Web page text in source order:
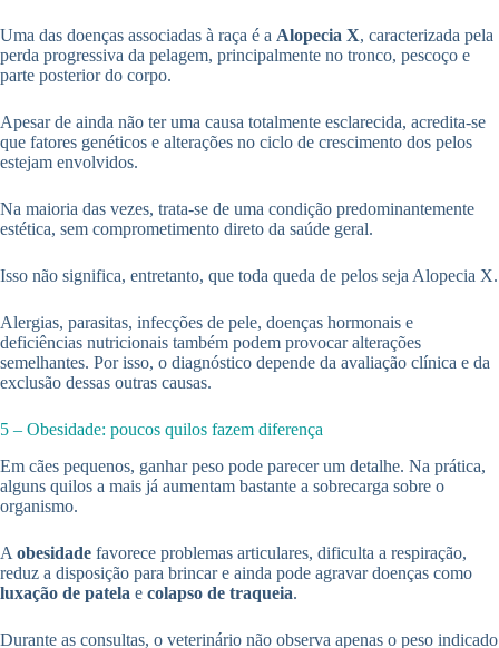
Uma das doenças associadas à raça é a Alopecia X, caracterizada pela
perda progressiva da pelagem, principalmente no tronco, pescoço e
parte posterior do corpo.
Apesar de ainda não ter uma causa totalmente esclarecida, acredita-se
que fatores genéticos e alterações no ciclo de crescimento dos pelos
estejam envolvidos.
Na maioria das vezes, trata-se de uma condição predominantemente
estética, sem comprometimento direto da saúde geral.
Isso não significa, entretanto, que toda queda de pelos seja Alopecia X.
Alergias, parasitas, infecções de pele, doenças hormonais e
deficiências nutricionais também podem provocar alterações
semelhantes. Por isso, o diagnóstico depende da avaliação clínica e da
exclusão dessas outras causas.
5 – Obesidade: poucos quilos fazem diferença
Em cães pequenos, ganhar peso pode parecer um detalhe. Na prática,
alguns quilos a mais já aumentam bastante a sobrecarga sobre o
organismo.
A obesidade favorece problemas articulares, dificulta a respiração,
reduz a disposição para brincar e ainda pode agravar doenças como
luxação de patela e colapso de traqueia.
Durante as consultas, o veterinário não observa apenas o peso indicado